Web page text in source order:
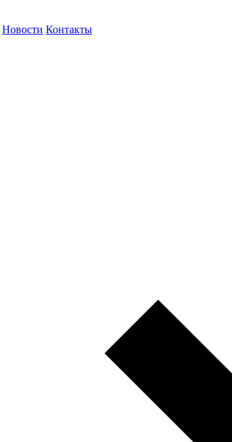
Новости Контакты